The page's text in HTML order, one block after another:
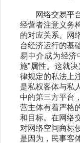
网络交易平
经营者注意义务
的对应关系。网
台经济运行的基
易中介成为经济
施”属性。这就
律规定的私法上
是私权客体与私
中的第三方平台
营主体有着严格
和目标。在网络
对网络空间商标
是因为，民事客